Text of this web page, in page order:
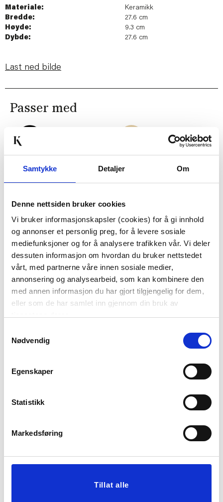
Samtykke Detaljer Om
Denne nettsiden bruker cookies
Vi bruker informasjonskapsler (cookies) for å gi innhold
og annonser et personlig preg, for å levere sosiale
mediefunksjoner og for å analysere trafikken vår. Vi deler
dessuten informasjon om hvordan du bruker nettstedet
vårt, med partnerne våre innen sosiale medier,
annonsering og analysearbeid, som kan kombinere den
med annen informasjon du har gjort tilgjengelig for dem,
eller som de har samlet inn gjennom din bruk av
Nødvendig
Egenskaper
Statistikk
Markedsføring
Tillat alle
Materiale:
Keramikk
Bredde:
27.6 cm
Høyde:
9.3 cm
Dybde:
27.6 cm
Last ned bilde
Passer med
KURV STRING MIE LAV
FERSKEN
59,00
Før199,00
Vis mer
ILDFAST FORM 32 CM
GRØNN
299,90
KJØP
MUUBS - YAMI
PIKNIKKURV EVIE